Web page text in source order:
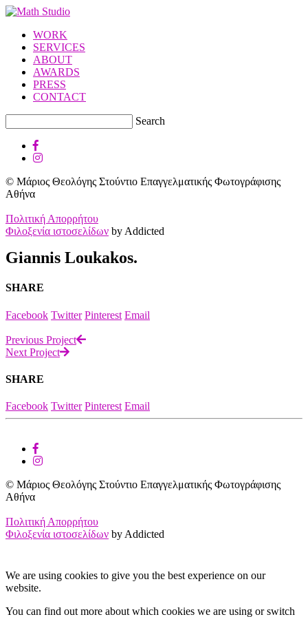
WORK
SERVICES
ABOUT
AWARDS
PRESS
CONTACT
Search
© Μάριος Θεολόγης Στούντιο Επαγγελματικής Φωτογράφισης
Αθήνα
Πολιτική Απορρήτου
Φιλοξενία ιστοσελίδων by Addicted
Giannis Loukakos.
SHARE
Facebook Twitter Pinterest Email
Previous Project
Next Project
SHARE
Facebook Twitter Pinterest Email
© Μάριος Θεολόγης Στούντιο Επαγγελματικής Φωτογράφισης
Αθήνα
Πολιτική Απορρήτου
Φιλοξενία ιστοσελίδων by Addicted
We are using cookies to give you the best experience on our
website.
You can find out more about which cookies we are using or switch